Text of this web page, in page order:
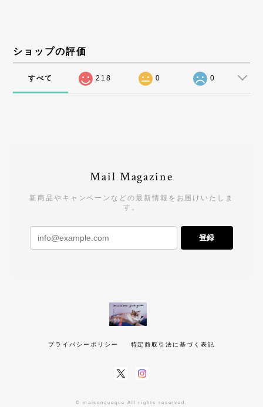
ショップの評価
すべて 218 0 0
Mail Magazine
新商品やキャンペーンなどの最新情報をお届けいたしま
す。
登録
プライバシーポリシー 特定商取引法に基づく表記
© maisonqueque All rights reserved.